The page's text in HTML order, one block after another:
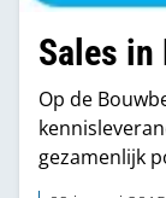
Sales in
Op de
gezamenlijk